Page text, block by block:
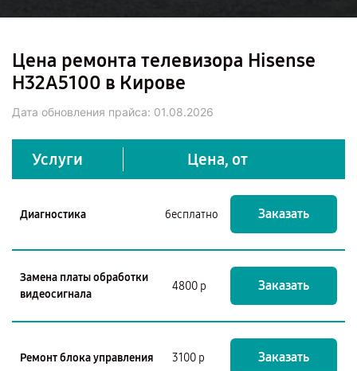
Цена ремонта телевизора Hisense
H32A5100 в Кирове
Дата обновления прайса: 01.08.2026
Услуги Цена, от
Диагностика бесплатно Заказать
Замена платы обработки
видеосигнала
4800 р Заказать
Ремонт блока управления 3100 р Заказать